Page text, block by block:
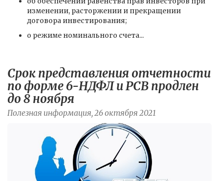
изменении, расторжении и прекращении
договора инвестирования;
о режиме номинального счета...
Срок представления отчетности
по форме 6-НДФЛ и РСВ продлен
до 8 ноября
Полезная информация, 26 октября 2021